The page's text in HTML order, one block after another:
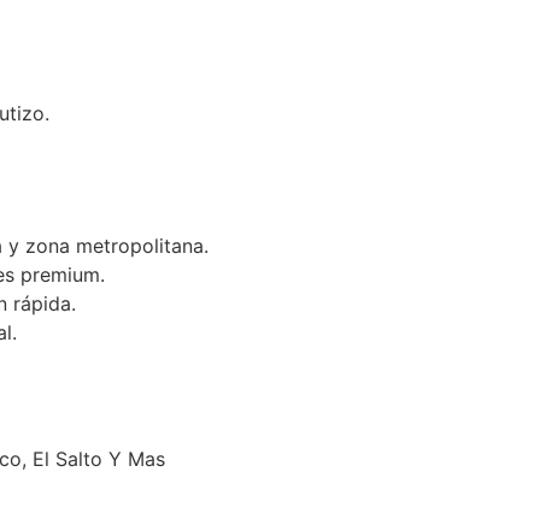
y zona metropolitana.
premium.
rápida.
El Salto Y Mas